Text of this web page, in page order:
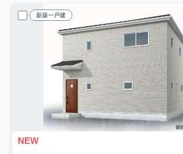
新築一戸建
NEW